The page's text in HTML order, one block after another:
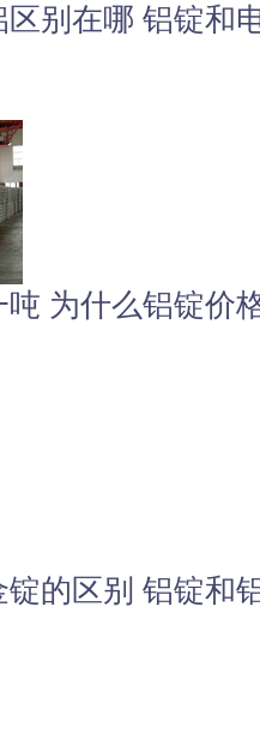
别在哪 铝锭和
为什么铝锭价
的区别 铝锭和